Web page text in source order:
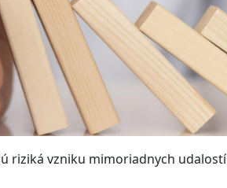
riziká vzniku mimoriadnych udalostí